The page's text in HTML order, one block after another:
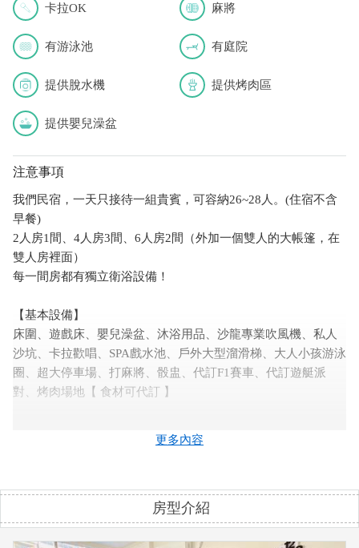
卡拉OK 麻將
有游泳池 有庭院
提供脫水機 提供烤肉區
提供嬰兒澡盆
注意事項
我們民宿，一天只接待一組貴賓，可容納26~28人。(住宿不含
早餐)
2人房1間、4人房3間、6人房2間（外加一個雙人的大帳篷，在
雙人房裡面）
每一間房都有獨立衛浴設備！
【基本設備】
床圍、遊戲床、嬰兒澡盆、沐浴用品、沙龍專業吹風機、私人
沙坑、卡拉歡唱、SPA戲水池、戶外大型溜滑梯、大人小孩游泳
圈、超大停車場、打麻將、骰盅、代訂F1賽車、代訂遊艇派
對、烤肉場地【 食材可代訂 】
．液晶電視、冷氣、冰箱、電鍋、烤麵包機、飲水機、奶瓶消
．提供洗髮精、沐浴乳、浴巾、吹風機、礦泉水、茶包、咖啡
．烤肉區 (另外可代訂烤肉食材)
更多內容
房型介紹